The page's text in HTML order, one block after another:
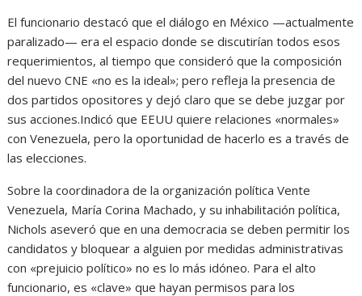
El funcionario destacó que el diálogo en México —actualmente
paralizado— era el espacio donde se discutirían todos esos
requerimientos, al tiempo que consideró que la composición
del nuevo CNE «no es la ideal»; pero refleja la presencia de
dos partidos opositores y dejó claro que se debe juzgar por
sus acciones.Indicó que EEUU quiere relaciones «normales»
con Venezuela, pero la oportunidad de hacerlo es a través de
las elecciones.
Sobre la coordinadora de la organización política Vente
Venezuela, María Corina Machado, y su inhabilitación política,
Nichols aseveró que en una democracia se deben permitir los
candidatos y bloquear a alguien por medidas administrativas
con «prejuicio político» no es lo más idóneo. Para el alto
funcionario, es «clave» que hayan permisos para los